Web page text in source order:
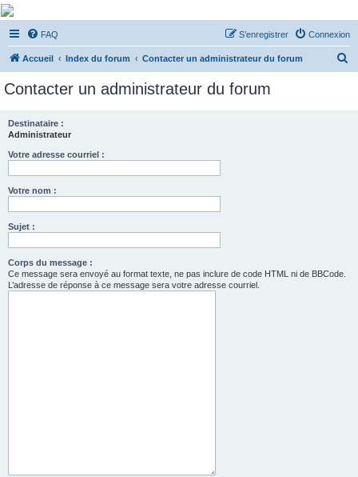
De Musicae Militari -
Forums
Forums de discussions
FAQ Connexion
S’enregistrer
Accueil Index du forum Contacter un administrateur du forum
Contacter un administrateur du forum
Destinataire :
Administrateur
Votre adresse courriel :
Votre nom :
Sujet :
Corps du message :
Ce message sera envoyé au format texte, ne pas inclure de code HTML ni de BBCode.
L’adresse de réponse à ce message sera votre adresse courriel.